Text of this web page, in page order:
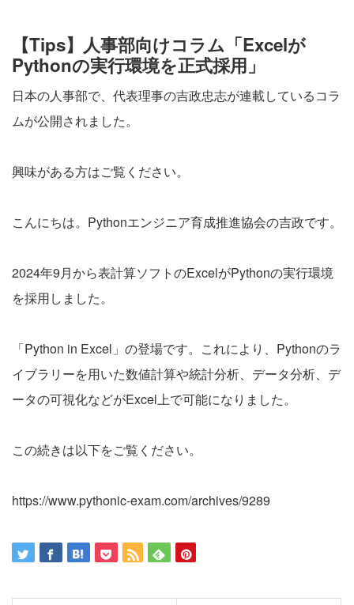
【Tips】人事部向けコラム「Excelが
Pythonの実行環境を正式採用」
日本の人事部で、代表理事の吉政忠志が連載しているコラ
ムが公開されました。
興味がある方はご覧ください。
こんにちは。Pythonエンジニア育成推進協会の吉政です。
2024年9月から表計算ソフトのExcelがPythonの実行環境
を採用しました。
「Python in Excel」の登場です。これにより、Pythonのラ
イブラリーを用いた数値計算や統計分析、データ分析、デ
ータの可視化などがExcel上で可能になりました。
この続きは以下をご覧ください。
https://www.pythonic-exam.com/archives/9289